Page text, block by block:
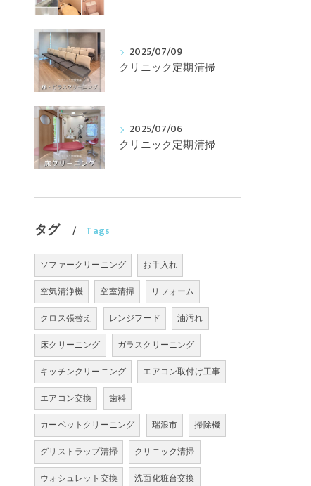
2025/07/09
クリニック定期清掃
2025/07/06
クリニック定期清掃
タグ Tags
ソファークリーニング
お手入れ
空気清浄機
空室清掃
リフォーム
クロス張替え
レンジフード
油汚れ
床クリーニング
ガラスクリーニング
キッチンクリーニング
エアコン取付け工事
エアコン交換
歯科
カーペットクリーニング
瑞浪市
掃除機
グリストラップ清掃
クリニック清掃
ウォシュレット交換
洗面化粧台交換